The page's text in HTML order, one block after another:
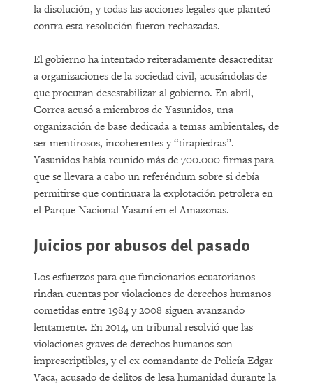
la disolución, y todas las acciones legales que planteó
contra esta resolución fueron rechazadas.
El gobierno ha intentado reiteradamente desacreditar
a organizaciones de la sociedad civil, acusándolas de
que procuran desestabilizar al gobierno. En abril,
Correa acusó a miembros de Yasunidos, una
organización de base dedicada a temas ambientales, de
ser mentirosos, incoherentes y “tirapiedras”.
Yasunidos había reunido más de 700.000 firmas para
que se llevara a cabo un referéndum sobre si debía
permitirse que continuara la explotación petrolera en
el Parque Nacional Yasuní en el Amazonas.
Juicios por abusos del pasado
Los esfuerzos para que funcionarios ecuatorianos
rindan cuentas por violaciones de derechos humanos
cometidas entre 1984 y 2008 siguen avanzando
lentamente. En 2014, un tribunal resolvió que las
violaciones graves de derechos humanos son
imprescriptibles, y el ex comandante de Policía Edgar
Vaca, acusado de delitos de lesa humanidad durante la